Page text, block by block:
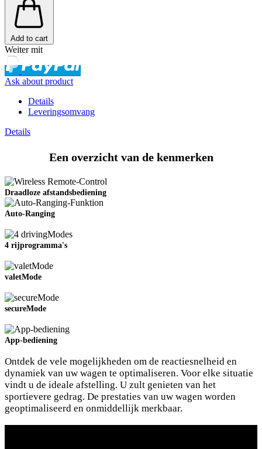
Add to cart
Weiter mit
Ask about product
Details
Leveringsomvang
Details
Een overzicht van de kenmerken
Draadloze afstandsbediening
Auto-Ranging
4 rijprogramma's
valetMode
secureMode
App-bediening
Ontdek de vele mogelijkheden om de reactiesnelheid en
dynamiek van uw wagen te optimaliseren. Voor elke situatie
vindt u de ideale afstelling. U zult genieten van het
sportievere gedrag. De prestaties van uw wagen worden
geoptimaliseerd en onmiddellijk merkbaar.
Slide02